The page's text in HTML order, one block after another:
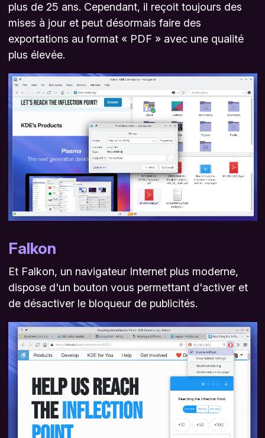
plus de 25 ans. Cependant, il reçoit toujours des
mises à jour et peut désormais faire des
exportations au format « PDF » avec une qualité
plus élevée.
Falkon
Et Falkon, un navigateur Internet plus moderne,
dispose d'un bouton vous permettant d'activer et
de désactiver le bloqueur de publicités.